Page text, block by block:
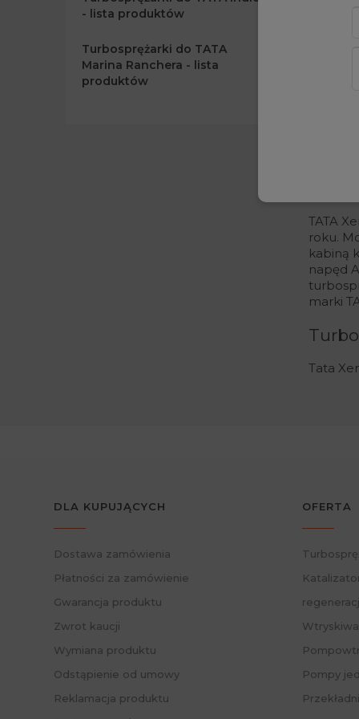
- lista produktów
Turbosprężarki do TATA
Marina Ranchera - lista
produktów
TATA
roku.
kabiną
napęd
marki
Tata
także
W
czym
DLA KUPUJĄCYCH
Dostawa zamówienia
Płatności za zamówienie
Gwarancja produktu
Zwrot kaucji
Wymiana produktu
Odstąpienie od umowy
Reklamacja produktu
OFERTA
Pompy